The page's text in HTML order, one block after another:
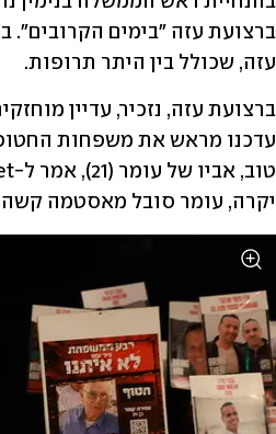
עזה, שכולל בין היתר תרופות.
יקרה, עומר סובל מאסטמה